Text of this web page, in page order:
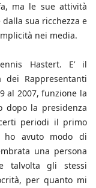
ma le sue attività
sua ricchezza e
nei media.
Hastert. E’ il
dei Rappresentanti
al 2007, funzione la
dopo la presidenza
periodi il primo
ho avuto modo di
una persona
talvolta gli stessi
per quanto mi